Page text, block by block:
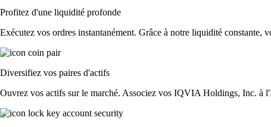
Profitez d'une liquidité profonde
Exécutez vos ordres instantanément. Grâce à notre liquidité
Diversifiez vos paires d'actifs
Ouvrez vos actifs sur le marché. Associez vos IQVIA Holdings, Inc. à